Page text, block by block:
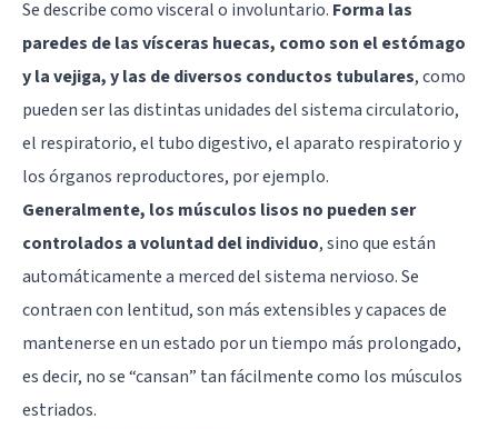
Se describe como visceral o involuntario. Forma las
paredes de las vísceras huecas, como son el estómago
y la vejiga, y las de diversos conductos tubulares, como
pueden ser las distintas unidades del sistema circulatorio,
el respiratorio, el tubo digestivo, el aparato respiratorio y
los órganos reproductores, por ejemplo.
Generalmente, los músculos lisos no pueden ser
controlados a voluntad del individuo, sino que están
automáticamente a merced del sistema nervioso. Se
contraen con lentitud, son más extensibles y capaces de
mantenerse en un estado por un tiempo más prolongado,
es decir, no se “cansan” tan fácilmente como los músculos
estriados.